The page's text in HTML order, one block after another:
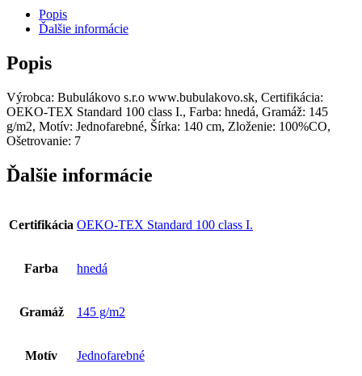
Popis
Ďalšie informácie
Popis
Výrobca: Bubulákovo s.r.o www.bubulakovo.sk, Certifikácia:
OEKO-TEX Standard 100 class I., Farba: hnedá, Gramáž: 145
g/m2, Motív: Jednofarebné, Šírka: 140 cm, Zloženie: 100%CO,
Ošetrovanie: 7
Ďalšie informácie
Certifikácia OEKO-TEX Standard 100 class I.
Farba hnedá
Gramáž 145 g/m2
Motív Jednofarebné